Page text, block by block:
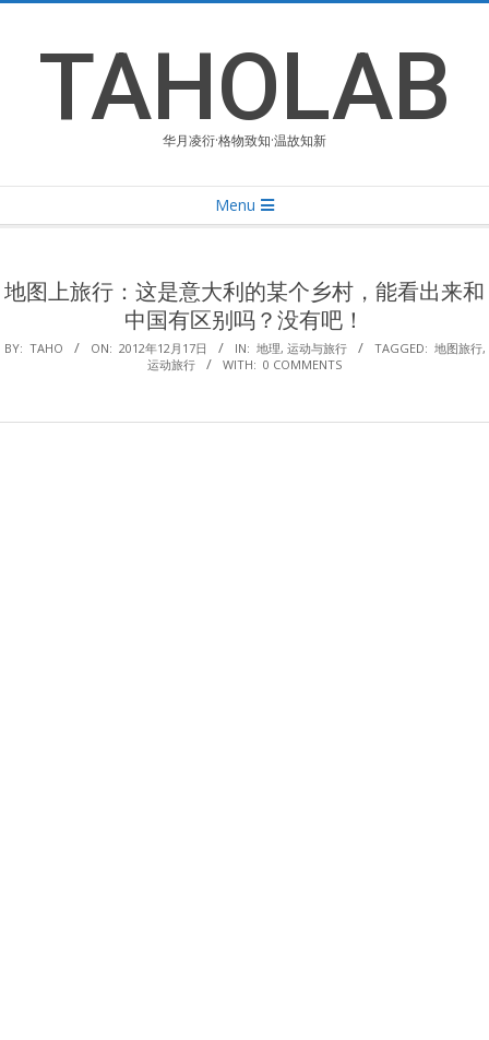
contentTAHOLAB
华月凌衍·格物致知·温故知新
Navigation
Menu
地图上旅行：这是意大利的某个乡村，能看出来和
中国有区别吗？没有吧！
BY: TAHO ON: 2012年12月17日 IN: 地理, 运动与旅行 TAGGED: 地图旅行,
运动旅行
WITH: 0 COMMENTS